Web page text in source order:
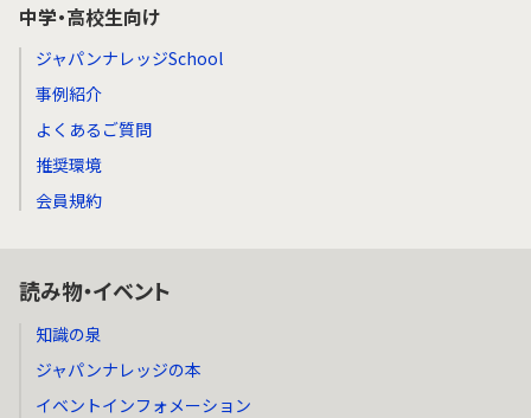
中学・高校生向け
ジャパンナレッジSchool
事例紹介
よくあるご質問
推奨環境
会員規約
読み物・イベント
知識の泉
ジャパンナレッジの本
イベントインフォメーション